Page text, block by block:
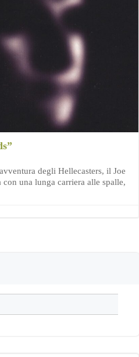
degli Hellecasters, il Joe
con una lunga carriera alle spalle,